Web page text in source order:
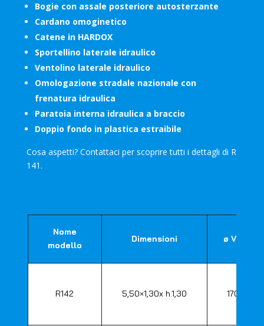
Bogie con assale posteriore autosterzante
Cardano omoginetico
Catene in HARDOX
Sportellino laterale idraulico
Ventolino laterale idraulico
Omologazione stradale nazionale con
frenatura idraulica
Paratoia interna idraulica a braccio
Doppio fondo in plastica estraibile
Cosa aspetti? Contattaci per scoprire tutti i dettagli di R
141.
Nome
modello
Dimensioni ø Ventola
R142 5,50×1,30x h.1,30 1700 mm